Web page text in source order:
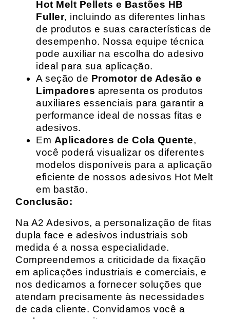
Hot Melt Pellets e Bastões HB
Fuller, incluindo as diferentes linhas
de produtos e suas características de
desempenho. Nossa equipe técnica
pode auxiliar na escolha do adesivo
ideal para sua aplicação.
A seção de Promotor de Adesão e
Limpadores apresenta os produtos
auxiliares essenciais para garantir a
performance ideal de nossas fitas e
adesivos.
Em Aplicadores de Cola Quente,
você poderá visualizar os diferentes
modelos disponíveis para a aplicação
eficiente de nossos adesivos Hot Melt
em bastão.
Conclusão:
Na A2 Adesivos, a personalização de fitas
dupla face e adesivos industriais sob
medida é a nossa especialidade.
Compreendemos a criticidade da fixação
em aplicações industriais e comerciais, e
nos dedicamos a fornecer soluções que
atendam precisamente às necessidades
de cada cliente. Convidamos você a